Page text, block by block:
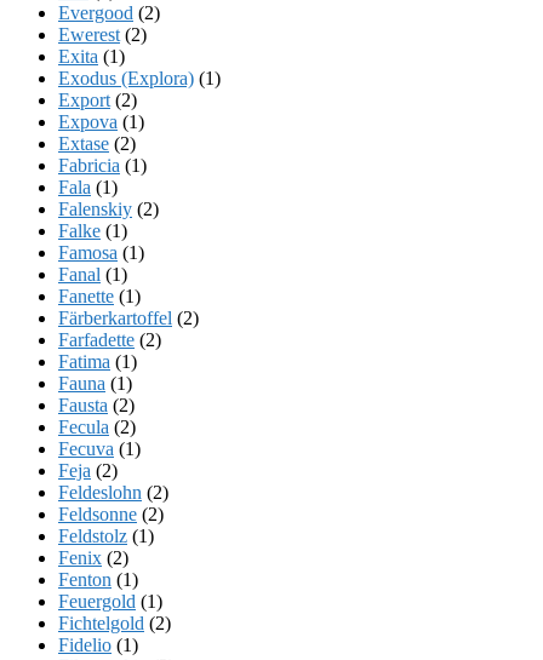
Evergood (2)
Ewerest (2)
Exita (1)
Exodus (Explora) (1)
Export (2)
Expova (1)
Extase (2)
Fabricia (1)
Fala (1)
Falenskiy (2)
Falke (1)
Famosa (1)
Fanal (1)
Fanette (1)
Färberkartoffel (2)
Farfadette (2)
Fatima (1)
Fauna (1)
Fausta (2)
Fecula (2)
Fecuva (1)
Feja (2)
Feldeslohn (2)
Feldsonne (2)
Feldstolz (1)
Fenix (2)
Fenton (1)
Feuergold (1)
Fichtelgold (2)
Fidelio (1)